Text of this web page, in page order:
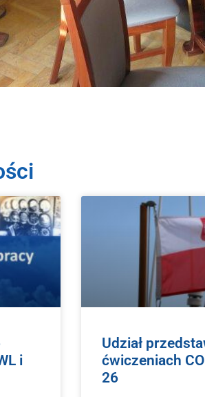
i
Udział
ćwiczeniach
26